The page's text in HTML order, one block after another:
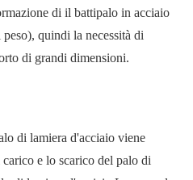
di il battipalo in acciaio
quindi la necessità di
di grandi dimensioni.
di lamiera d'acciaio viene
e lo scarico del palo di